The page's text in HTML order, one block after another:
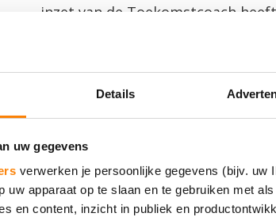
Details
uw gegevens
verwerken je persoonlijke gegevens (bijv. uw
uw apparaat op te slaan en te gebruiken met
en content, inzicht in publiek en
inzet van de Toekomstcoach
Het is een aanvulling op het
resultaten van 121
Wil je meer weten over de